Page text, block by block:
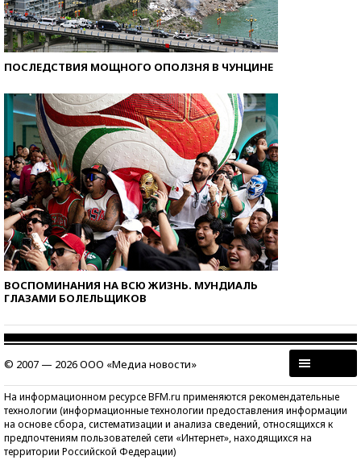
ПОСЛЕДСТВИЯ МОЩНОГО ОПОЛЗНЯ В ЧУНЦИНЕ
ВОСПОМИНАНИЯ НА ВСЮ ЖИЗНЬ. МУНДИАЛЬ
ГЛАЗАМИ БОЛЕЛЬЩИКОВ
© 2007 — 2026 ООО «Медиа новости»
На информационном ресурсе BFM.ru применяются рекомендательные
технологии (информационные технологии предоставления информации
на основе сбора, систематизации и анализа сведений, относящихся к
предпочтениям пользователей сети «Интернет», находящихся на
территории Российской Федерации)